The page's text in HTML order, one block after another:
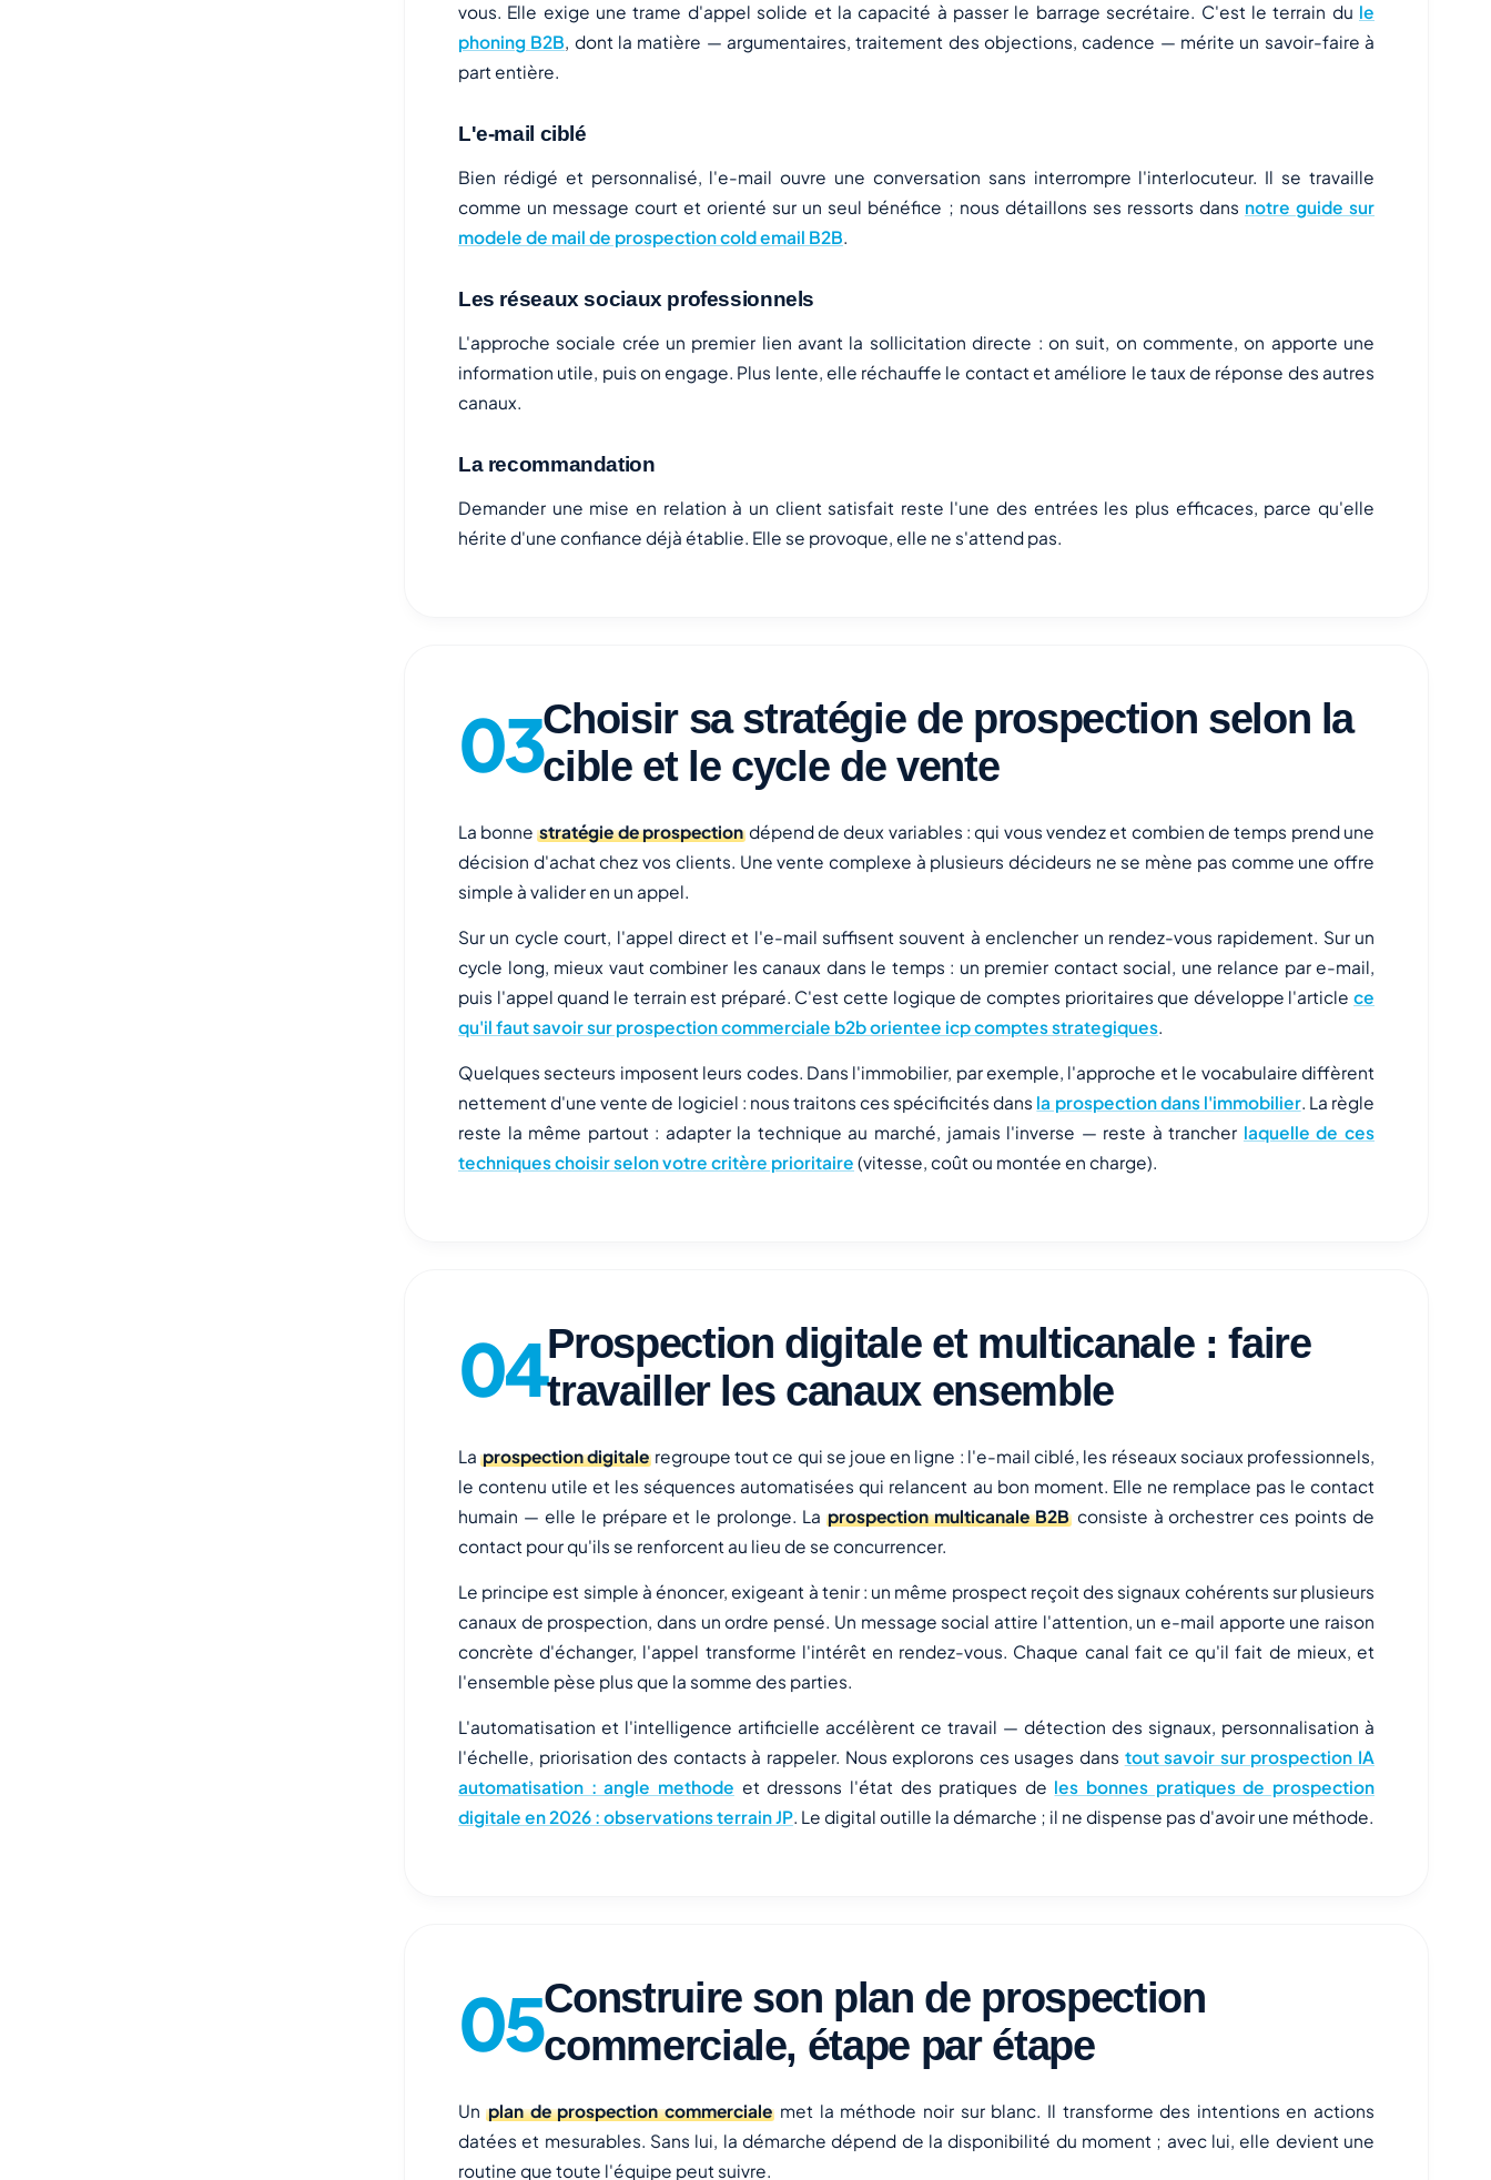
vous. Elle exige une trame d'appel solide et la capacité à passer le barrage secrétaire. C'est le terrain du le
phoning B2B, dont la matière — argumentaires, traitement des objections, cadence — mérite un savoir-faire à
part entière.
L'e-mail ciblé
Bien rédigé et personnalisé, l'e-mail ouvre une conversation sans interrompre l'interlocuteur. Il se travaille
comme un message court et orienté sur un seul bénéfice ; nous détaillons ses ressorts dans notre guide sur
modele de mail de prospection cold email B2B.
Les réseaux sociaux professionnels
L'approche sociale crée un premier lien avant la sollicitation directe : on suit, on commente, on apporte une
information utile, puis on engage. Plus lente, elle réchauffe le contact et améliore le taux de réponse des autres
canaux.
La recommandation
Demander une mise en relation à un client satisfait reste l'une des entrées les plus efficaces, parce qu'elle
hérite d'une confiance déjà établie. Elle se provoque, elle ne s'attend pas.
Choisir sa stratégie de prospection selon la
cible et le cycle de vente
La bonnestratégie de prospectiondépend de deux variables : qui vous vendez et combien de temps prend une
décision d'achat chez vos clients. Une vente complexe à plusieurs décideurs ne se mène pas comme une offre
simple à valider en un appel.
Sur un cycle court, l'appel direct et l'e-mail suffisent souvent à enclencher un rendez-vous rapidement. Sur un
cycle long, mieux vaut combiner les canaux dans le temps : un premier contact social, une relance par e-mail,
puis l'appel quand le terrain est préparé. C'est cette logique de comptes prioritaires que développe l'article ce
qu'il faut savoir sur prospection commerciale b2b orientee icp comptes strategiques.
Quelques secteurs imposent leurs codes. Dans l'immobilier, par exemple, l'approche et le vocabulaire diffèrent
nettement d'une vente de logiciel : nous traitons ces spécificités dans la prospection dans l'immobilier. La règle
reste la même partout : adapter la technique au marché, jamais l'inverse — reste à trancher laquelle de ces
techniques choisir selon votre critère prioritaire (vitesse, coût ou montée en charge).
Prospection digitale et multicanale : faire
travailler les canaux ensemble
Laprospection digitaleregroupe tout ce qui se joue en ligne : l'e-mail ciblé, les réseaux sociaux professionnels,
le contenu utile et les séquences automatisées qui relancent au bon moment. Elle ne remplace pas le contact
humain — elle le prépare et le prolonge. La prospection multicanale B2Bconsiste à orchestrer ces points de
contact pour qu'ils se renforcent au lieu de se concurrencer.
Le principe est simple à énoncer, exigeant à tenir : un même prospect reçoit des signaux cohérents sur plusieurs
canaux de prospection, dans un ordre pensé. Un message social attire l'attention, un e-mail apporte une raison
concrète d'échanger, l'appel transforme l'intérêt en rendez-vous. Chaque canal fait ce qu'il fait de mieux, et
l'ensemble pèse plus que la somme des parties.
L'automatisation et l'intelligence artificielle accélèrent ce travail — détection des signaux, personnalisation à
l'échelle, priorisation des contacts à rappeler. Nous explorons ces usages dans tout savoir sur prospection IA
automatisation : angle methode et dressons l'état des pratiques de les bonnes pratiques de prospection
digitale en 2026 : observations terrain JP. Le digital outille la démarche ; il ne dispense pas d'avoir une méthode.
Construire son plan de prospection
commerciale, étape par étape
Unplan de prospection commercialemet la méthode noir sur blanc. Il transforme des intentions en actions
datées et mesurables. Sans lui, la démarche dépend de la disponibilité du moment ; avec lui, elle devient une
routine que toute l'équipe peut suivre.